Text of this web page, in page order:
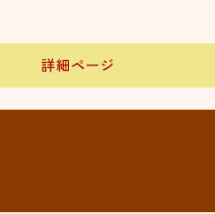
詳細ページ